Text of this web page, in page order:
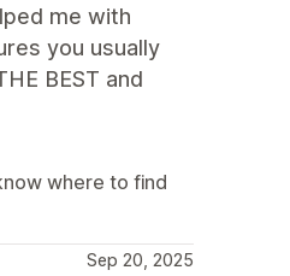
me with
you usually
BEST and
where to find
Sep 20, 2025